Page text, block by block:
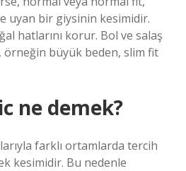
uyan bir giysinin kesimidir.
hatlarını korur. Bol ve salaş
büyük beden, slim fit
ne demek?
farklı ortamlarda tercih
kesimidir. Bu nedenle